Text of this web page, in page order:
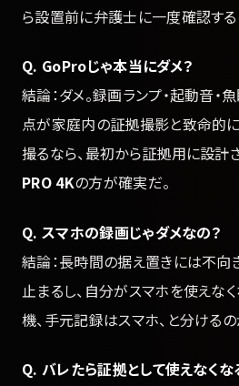
ら設置前に弁護士に一度確認する
Q. GoProじゃ本当にダメ？
結論：ダメ。録画ランプ・起動音・
点が家庭内の証拠撮影と致命的
撮るなら、最初から証拠用に設計
PRO 4Kの方が確実だ。
Q. スマホの録画じゃダメなの？
結論：長時間の据え置きには不向
止まるし、自分がスマホを使えな
機、手元記録はスマホ、と分ける
Q. バレたら証拠として使えなくな